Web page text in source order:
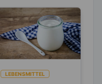
LEBENSMITTEL